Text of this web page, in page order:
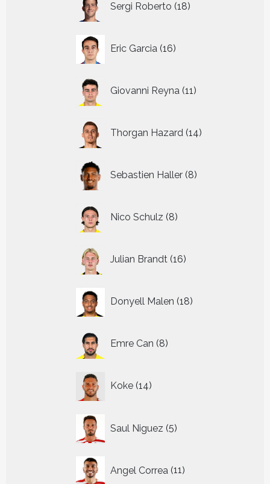
Sergi Roberto 18
producten
Eric Garcia 16
producten
Giovanni Reyna 11
producten
Thorgan Hazard 14
producten
Sebastien Haller 8
producten
Nico Schulz 8
producten
Julian Brandt 16
producten
Donyell Malen 18
producten
Emre Can 8
producten
Koke 14
producten
Saul Niguez 5
producten
Angel Correa 11
producten